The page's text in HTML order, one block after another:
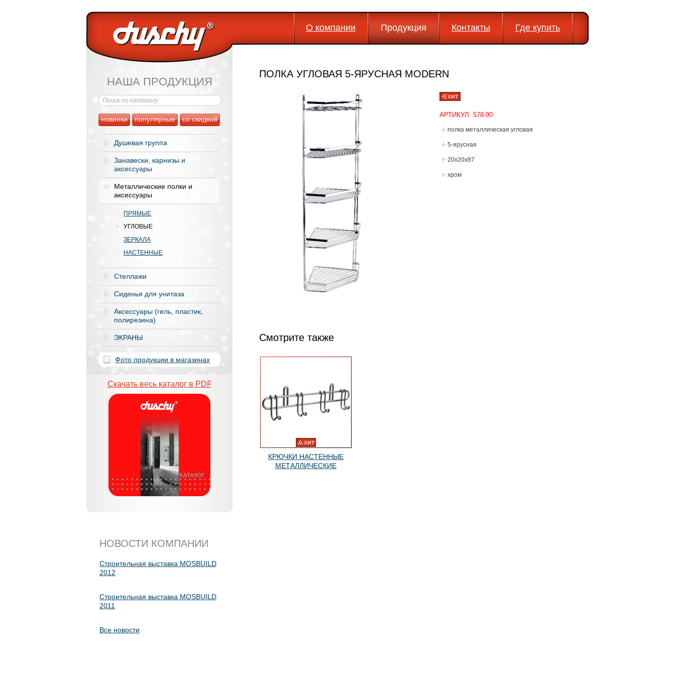
О компании Продукция Контакты Где купить
ПОЛКА УГЛОВАЯ 5-ЯРУСНАЯ MODERN
хит
АРТИКУЛ: 578-90
полка металлическая угловая
5-ярусная
20х20х87
хром
Смотрите также
хит
КРЮЧКИ НАСТЕHHЫЕ
MЕТАЛЛИЧЕСКИЕ
НАША ПРОДУКЦИЯ
новинки популярные со скидкой
Душевая группа
Занавески, карнизы и
аксессуары
Металлические полки и
аксессуары
ПРЯМЫЕ
УГЛОВЫЕ
ЗЕРКАЛА
НАСТЕННЫЕ
Стеллажи
Сиденья для унитаза
Аксесcуары (гель, пластик,
полирезина)
ЭКРАНЫ
Фото продукции в магазинах
Скачать весь каталог в PDF
НОВОСТИ КОМПАНИИ
Строительная выставка MOSBUILD
2012
Строительная выставка MOSBUILD
2011
Все новости